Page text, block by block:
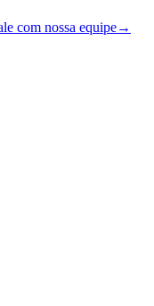
com nossa equipe→